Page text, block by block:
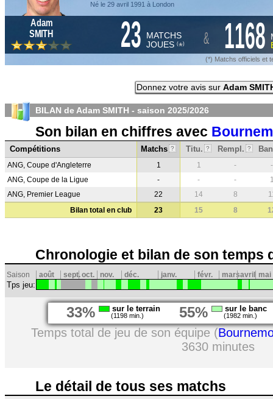
Né le 29 avril 1991 à London
Adam
SMITH
23 MATCHS
JOUES (*) & 1168
(*) Matchs officiels et
Donnez votre avis sur Adam
BILAN de Adam SMITH - saison 2025/2026
Son bilan en chiffres avec
Compétitions Matchs ? Titu. ? Rempl. ?
ANG, Coupe d'Angleterre 1 1 -
-
ANG, Coupe de la Ligue
- - -
ANG, Premier League
22 14 8
Bilan total en club
23 15 8
Chronologie et bilan de son temps
Saison août sept.oct. nov. déc. janv. févr. marsavril mai
Tps jeu:
33% sur le terrain
(1198 min.) 55% sur le banc
(1982 min.)
Temps total de jeu de son équipe (
3630 minutes
Le détail de tous ses matchs